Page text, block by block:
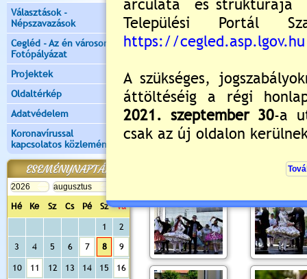
Választások -
Népszavazások
Cegléd - Az én városom -
Fotópályázat
Projektek
Oldaltérkép
Adatvédelem
Koronavírussal
kapcsolatos közlemények
ESEMÉNYNAPTÁR
Hé Ke Sz Cs Pé Sz
Va
1
2
3
4 5 6 7 8 9
10 11 12 13 14 15 16